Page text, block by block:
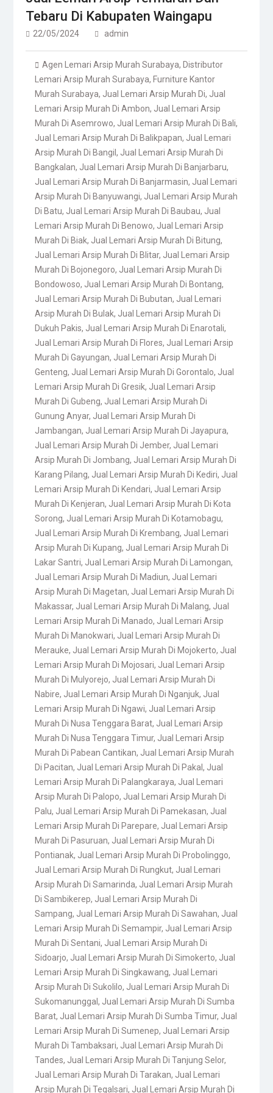
Tebaru Di Kabupaten Waingapu
22/05/2024 admin
Agen Lemari Arsip Murah Surabaya, Distributor
Lemari Arsip Murah Surabaya, Furniture Kantor
Murah Surabaya, Jual Lemari Arsip Murah Di, Jual
Lemari Arsip Murah Di Ambon, Jual Lemari Arsip
Murah Di Asemrowo, Jual Lemari Arsip Murah Di Bali,
Jual Lemari Arsip Murah Di Balikpapan, Jual Lemari
Arsip Murah Di Bangil , Jual Lemari Arsip Murah Di
Bangkalan, Jual Lemari Arsip Murah Di Banjarbaru,
Jual Lemari Arsip Murah Di Banjarmasin, Jual Lemari
Arsip Murah Di Banyuwangi, Jual Lemari Arsip Murah
Di Batu, Jual Lemari Arsip Murah Di Baubau, Jual
Lemari Arsip Murah Di Benowo, Jual Lemari Arsip
Murah Di Biak, Jual Lemari Arsip Murah Di Bitung,
Jual Lemari Arsip Murah Di Blitar, Jual Lemari Arsip
Murah Di Bojonegoro, Jual Lemari Arsip Murah Di
Bondowoso, Jual Lemari Arsip Murah Di Bontang,
Jual Lemari Arsip Murah Di Bubutan, Jual Lemari
Arsip Murah Di Bulak, Jual Lemari Arsip Murah Di
Dukuh Pakis, Jual Lemari Arsip Murah Di Enarotali,
Jual Lemari Arsip Murah Di Flores, Jual Lemari Arsip
Murah Di Gayungan, Jual Lemari Arsip Murah Di
Genteng, Jual Lemari Arsip Murah Di Gorontalo, Jual
Lemari Arsip Murah Di Gresik, Jual Lemari Arsip
Murah Di Gubeng, Jual Lemari Arsip Murah Di
Gunung Anyar, Jual Lemari Arsip Murah Di
Jambangan, Jual Lemari Arsip Murah Di Jayapura,
Jual Lemari Arsip Murah Di Jember, Jual Lemari
Arsip Murah Di Jombang, Jual Lemari Arsip Murah Di
Karang Pilang, Jual Lemari Arsip Murah Di Kediri, Jual
Lemari Arsip Murah Di Kendari, Jual Lemari Arsip
Murah Di Kenjeran, Jual Lemari Arsip Murah Di Kota
Sorong, Jual Lemari Arsip Murah Di Kotamobagu,
Jual Lemari Arsip Murah Di Krembang, Jual Lemari
Arsip Murah Di Kupang, Jual Lemari Arsip Murah Di
Lakar Santri, Jual Lemari Arsip Murah Di Lamongan,
Jual Lemari Arsip Murah Di Madiun, Jual Lemari
Arsip Murah Di Magetan, Jual Lemari Arsip Murah Di
Makassar, Jual Lemari Arsip Murah Di Malang, Jual
Lemari Arsip Murah Di Manado, Jual Lemari Arsip
Murah Di Manokwari, Jual Lemari Arsip Murah Di
Merauke, Jual Lemari Arsip Murah Di Mojokerto, Jual
Lemari Arsip Murah Di Mojosari, Jual Lemari Arsip
Murah Di Mulyorejo, Jual Lemari Arsip Murah Di
Nabire, Jual Lemari Arsip Murah Di Nganjuk, Jual
Lemari Arsip Murah Di Ngawi, Jual Lemari Arsip
Murah Di Nusa Tenggara Barat, Jual Lemari Arsip
Murah Di Nusa Tenggara Timur, Jual Lemari Arsip
Murah Di Pabean Cantikan, Jual Lemari Arsip Murah
Di Pacitan, Jual Lemari Arsip Murah Di Pakal , Jual
Lemari Arsip Murah Di Palangkaraya, Jual Lemari
Arsip Murah Di Palopo, Jual Lemari Arsip Murah Di
Palu, Jual Lemari Arsip Murah Di Pamekasan, Jual
Lemari Arsip Murah Di Parepare, Jual Lemari Arsip
Murah Di Pasuruan, Jual Lemari Arsip Murah Di
Pontianak, Jual Lemari Arsip Murah Di Probolinggo,
Jual Lemari Arsip Murah Di Rungkut, Jual Lemari
Arsip Murah Di Samarinda, Jual Lemari Arsip Murah
Di Sambikerep, Jual Lemari Arsip Murah Di
Sampang, Jual Lemari Arsip Murah Di Sawahan, Jual
Lemari Arsip Murah Di Semampir, Jual Lemari Arsip
Murah Di Sentani, Jual Lemari Arsip Murah Di
Sidoarjo, Jual Lemari Arsip Murah Di Simokerto, Jual
Lemari Arsip Murah Di Singkawang, Jual Lemari
Arsip Murah Di Sukolilo, Jual Lemari Arsip Murah Di
Sukomanunggal , Jual Lemari Arsip Murah Di Sumba
Barat, Jual Lemari Arsip Murah Di Sumba Timur, Jual
Lemari Arsip Murah Di Sumenep, Jual Lemari Arsip
Murah Di Tambaksari, Jual Lemari Arsip Murah Di
Tandes, Jual Lemari Arsip Murah Di Tanjung Selor,
Jual Lemari Arsip Murah Di Tarakan, Jual Lemari
Arsip Murah Di Tegalsari, Jual Lemari Arsip Murah Di